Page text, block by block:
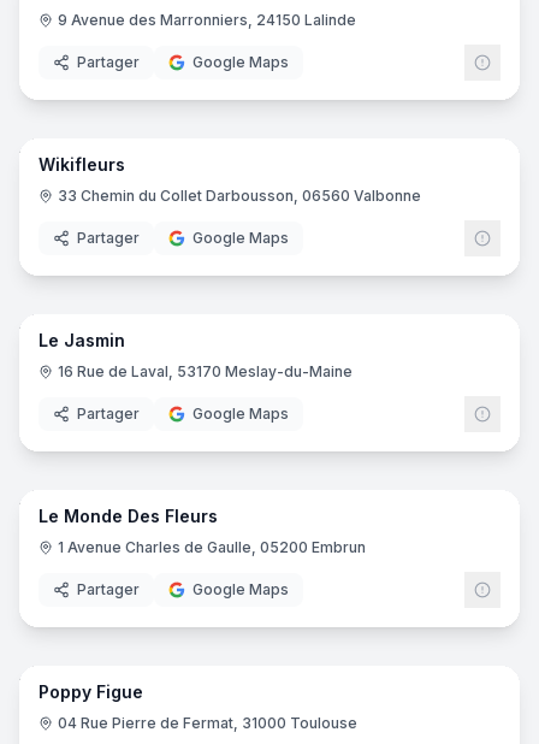
9 Avenue des Marronniers, 24150 Lalinde
Partager Google Maps
7
Wikifleurs
33 Chemin du Collet Darbousson, 06560 Valbonne
Partager Google Maps
7
Le Jasmin
16 Rue de Laval, 53170 Meslay-du-Maine
Partager Google Maps
6
Le Monde Des Fleurs
1 Avenue Charles de Gaulle, 05200 Embrun
Partager Google Maps
7
Poppy Figue
04 Rue Pierre de Fermat, 31000 Toulouse